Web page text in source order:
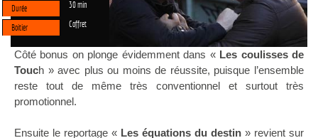
Durée
30 min
Boitier Coffret
Côté bonus on plonge évidemment dans « Les coulisses de
Touch » avec plus ou moins de réussite, puisque l’ensemble
reste tout de même très conventionnel et surtout très
promotionnel.
Ensuite le reportage « Les équations du destin » revient sur